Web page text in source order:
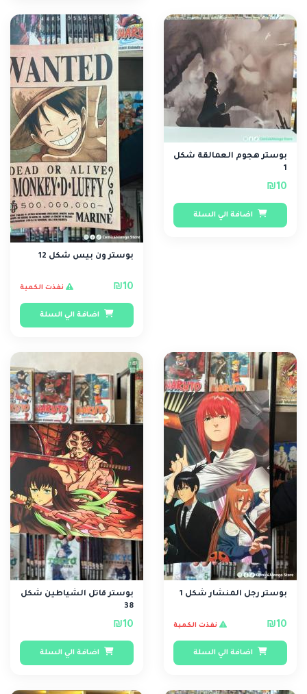
بوستر هجوم العمالقة شكل
1
₪10
اضافة الي السلة
بوستر ون بيس شكل 12
₪10 نفذت الكمية
اضافة الي السلة
بوستر رجل المنشار شكل 1
₪10 نفذت الكمية
اضافة الي السلة
بوستر قاتل الشياطين شكل
38
₪10
اضافة الي السلة